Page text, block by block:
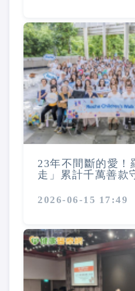
23年不間斷的愛！
走」累計千萬善款
2026-06-15 17:49